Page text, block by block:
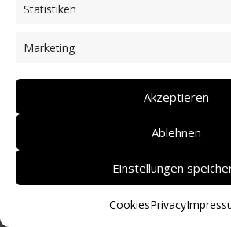
Statistiken
Marketing
Akzeptieren
Ablehnen
Einstellungen
CookiesPrivacy
DEUTSCH